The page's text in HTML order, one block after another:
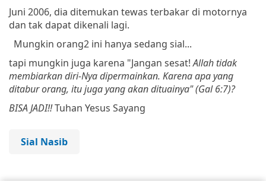
Juni 2006, dia ditemukan tewas terbakar di motornya
dan tak dapat dikenali lagi.
Mungkin orang2 ini hanya sedang sial...
tapi mungkin juga karena "Jangan sesat!Allah tidak
membiarkandiri-Nyadipermainkan. Karenaapayang
ditaburorang, itujugayangakandituainya" (Gal 6:7)?
BISA JADI!!Tuhan Yesus Sayang
Sial Nasib